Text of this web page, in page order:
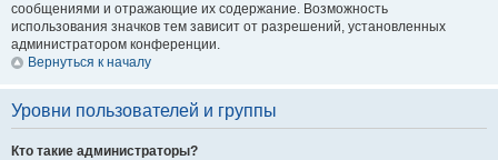
сообщениями и отражающие их содержание. Возможность
использования значков тем зависит от разрешений, установленных
администратором конференции.
Вернуться к началу
Уровни пользователей и группы
Кто такие администраторы?